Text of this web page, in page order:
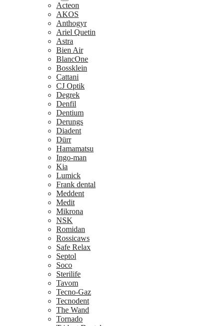
Acteon
AKOS
Anthogyr
Ariel Quetin
Astra
Bien Air
BlancOne
Bossklein
Cattani
CJ Optik
Degrek
Denfil
Dentium
Derungs
Diadent
Dürr
Hamamatsu
Ingo-man
Kia
Lumick
Frank dental
Meddent
Medit
Mikrona
NSK
Romidan
Rossicaws
Safe Relax
Septol
Soco
Sterilife
Tavom
Tecno-Gaz
Tecnodent
The Wand
Tornado